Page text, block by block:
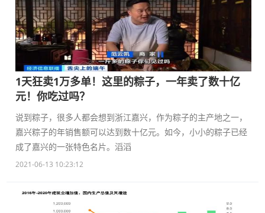
1天狂卖1万多单！这里的粽子，一年卖了数十亿
元！你吃过吗？
说到粽子，很多人都会想到浙江嘉兴，作为粽子的主产地之一，
嘉兴粽子的年销售额可以达到数十亿元。如今，小小的粽子已经
成了嘉兴的一张特色名片。滔滔
2021-06-13 10:23:12